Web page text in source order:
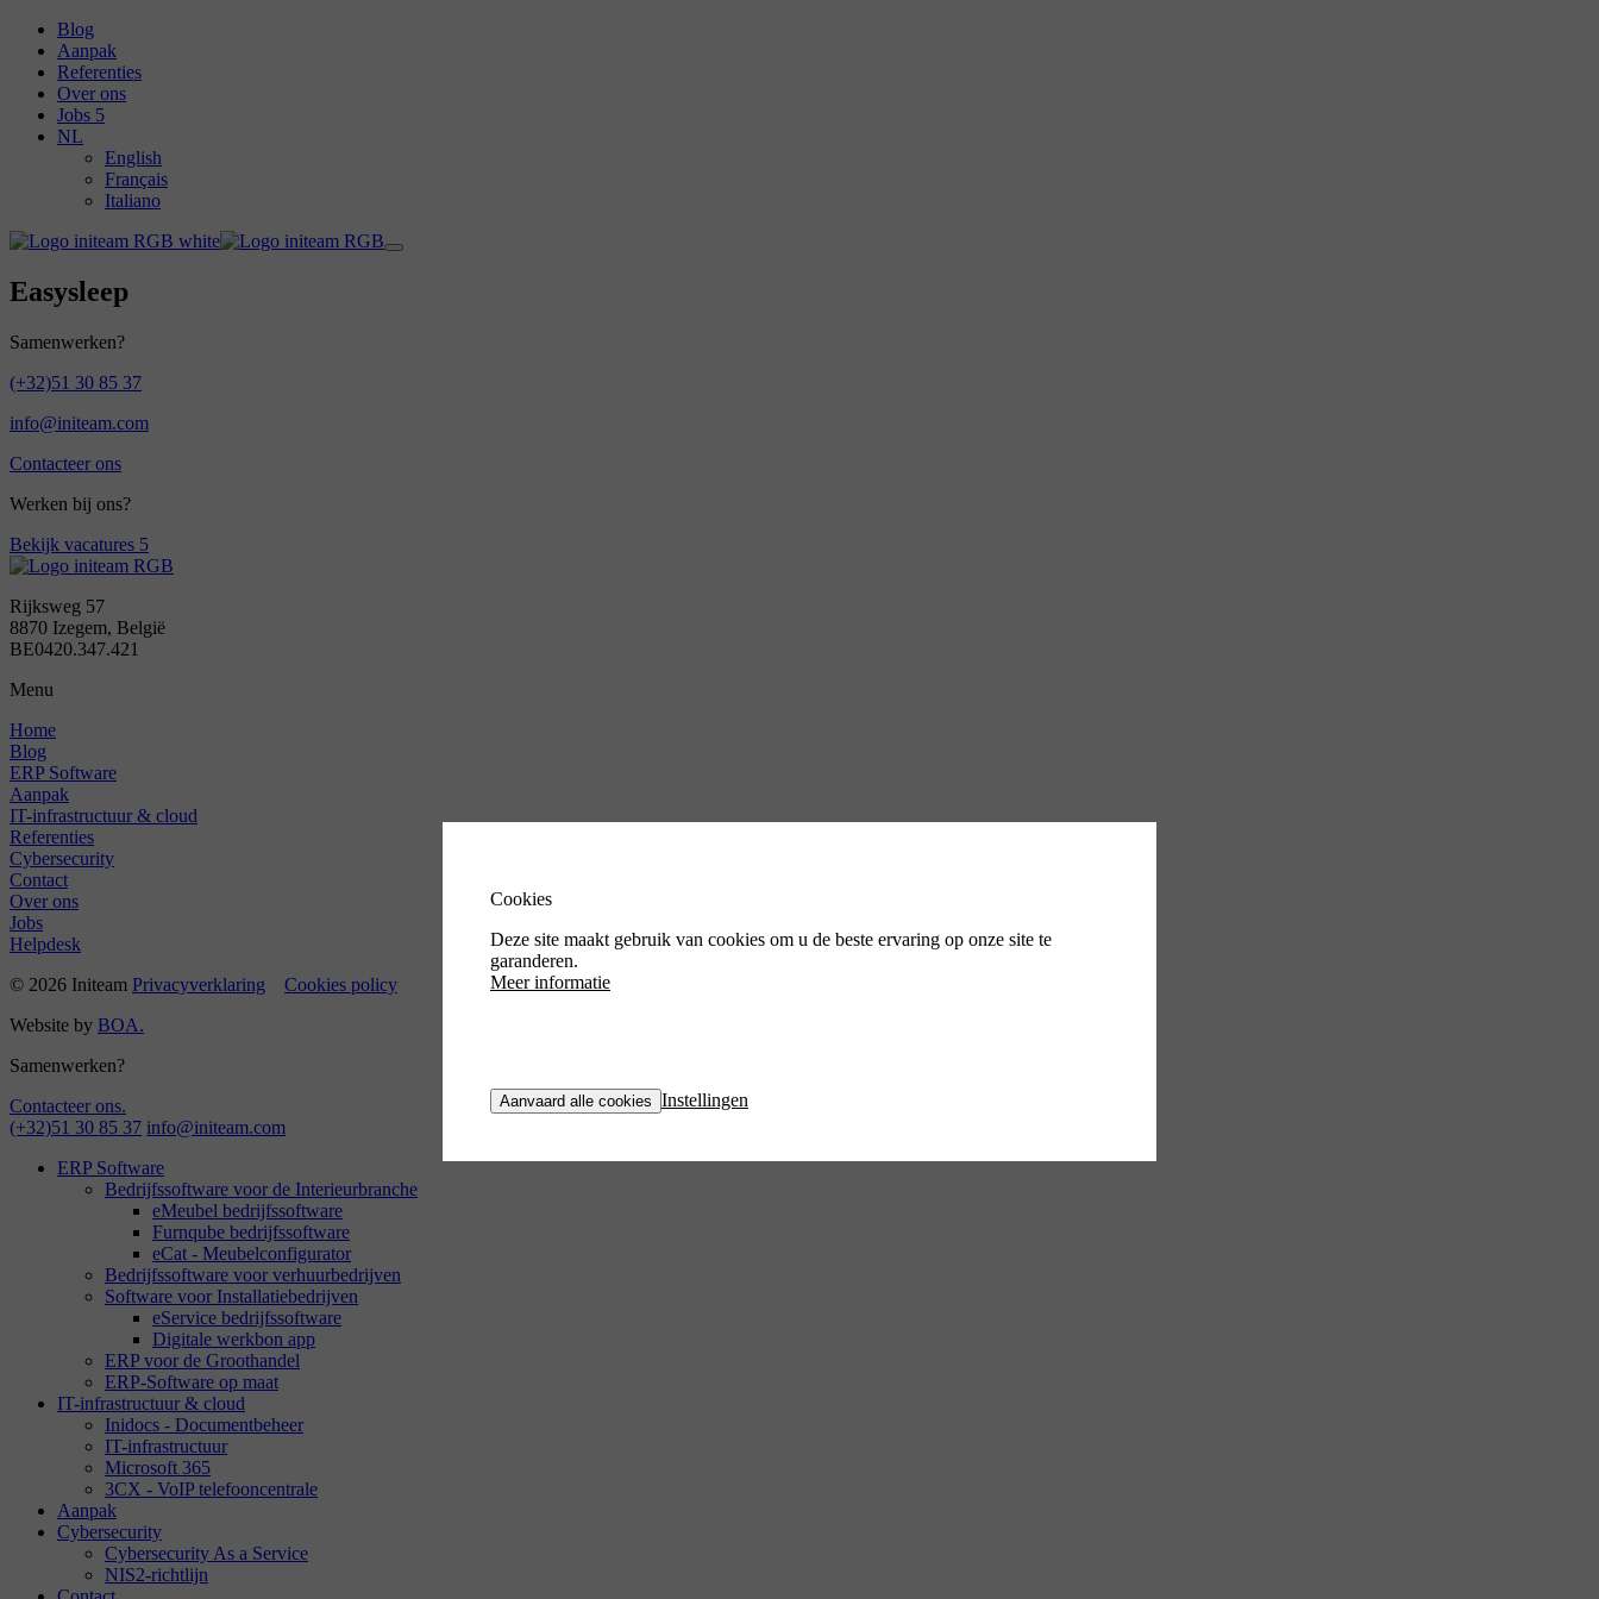
Blog
Aanpak
Referenties
Over ons
Jobs 5
NL
English
Français
Italiano
Easysleep
Samenwerken?
(+32)51 30 85 37
info@initeam.com
Contacteer ons
Werken bij ons?
Bekijk vacatures 5
Rijksweg 57
8870 Izegem, België
BE0420.347.421
Menu
Home
Blog
ERP Software
Aanpak
IT-infrastructuur & cloud
Referenties
Cybersecurity
Contact
Over ons
Jobs
Helpdesk
© 2026 Initeam Privacyverklaring
Cookies policy
Website by BOA.
Samenwerken?
Contacteer ons.
(+32)51 30 85 37 info@initeam.com
ERP Software
Bedrijfssoftware voor de Interieurbranche
eMeubel bedrijfssoftware
Furnqube bedrijfssoftware
eCat - Meubelconfigurator
Bedrijfssoftware voor verhuurbedrijven
Software voor Installatiebedrijven
eService bedrijfssoftware
Digitale werkbon app
ERP voor de Groothandel
ERP-Software op maat
IT-infrastructuur & cloud
Inidocs - Documentbeheer
IT-infrastructuur
Microsoft 365
3CX - VoIP telefooncentrale
Aanpak
Cybersecurity
Cybersecurity As a Service
NIS2-richtlijn
Cookies
Deze site maakt gebruik van cookies om u de beste ervaring op onze site te
garanderen.
Meer informatie
Aanvaard alle cookies Instellingen